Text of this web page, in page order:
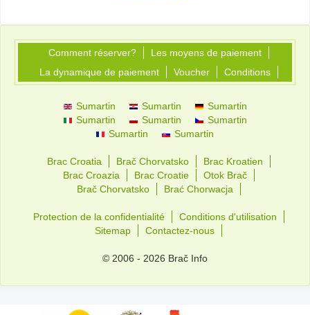
Comment réserver?
Les moyens de paiement
La dynamique de paiement
Voucher Conditions
Sumartin Sumartin
Sumartin
Sumartin
Sumartin
Sumartin
Sumartin
Sumartin
Brac Croatia Brač Chorvatsko
Brac Kroatien
Brac Croazia
Brac Croatie
Otok Brač
Brač Chorvatsko
Brać Chorwacja
Protection de la confidentialité
Conditions d'utilisation
Sitemap
Contactez-nous
© 2006 - 2026 Brač Info